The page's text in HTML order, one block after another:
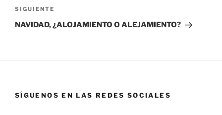
SIGUIENTE
NAVIDAD, ¿ALOJAMIENTO O ALEJAMIENTO?
SÍGUENOS EN LAS REDES SOCIALES